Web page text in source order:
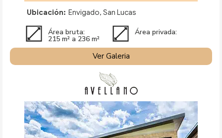
Ubicación: Envigado, San Lucas
Área bruta:
215 m² a 236 m²
Área privada:
Ver Galeria